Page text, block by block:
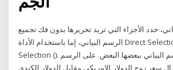
حدد الأجزاء التي تريد تحريرها بدون فك تجميع
الرسم البياني، إما باستخدام الأداة Direct Selection أو Group
Selection (). ترتبط عناصر الرسم البياني ببعضها البعض. على الرسم
سعر زوج الدولار الامريكى مقابل الدولار الكندى